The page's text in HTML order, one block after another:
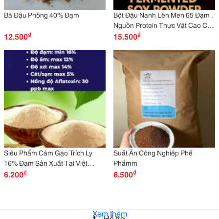
Bã Đậu Phộng 40% Đạm
12.500₫
Bột Đậu Nành Lên Men 65 Đạm .
Nguồn Protein Thực Vật Cao Cấp
Cho Vật Nuôi
15.500₫
Siêu Phẩm Cám Gạo Trích Ly
16% Đạm Sản Xuất Tại Việt
Namm
6.200₫
Suất Ăn Công Nghiệp Phế
Phẩmm
6.500₫
Xem thêm